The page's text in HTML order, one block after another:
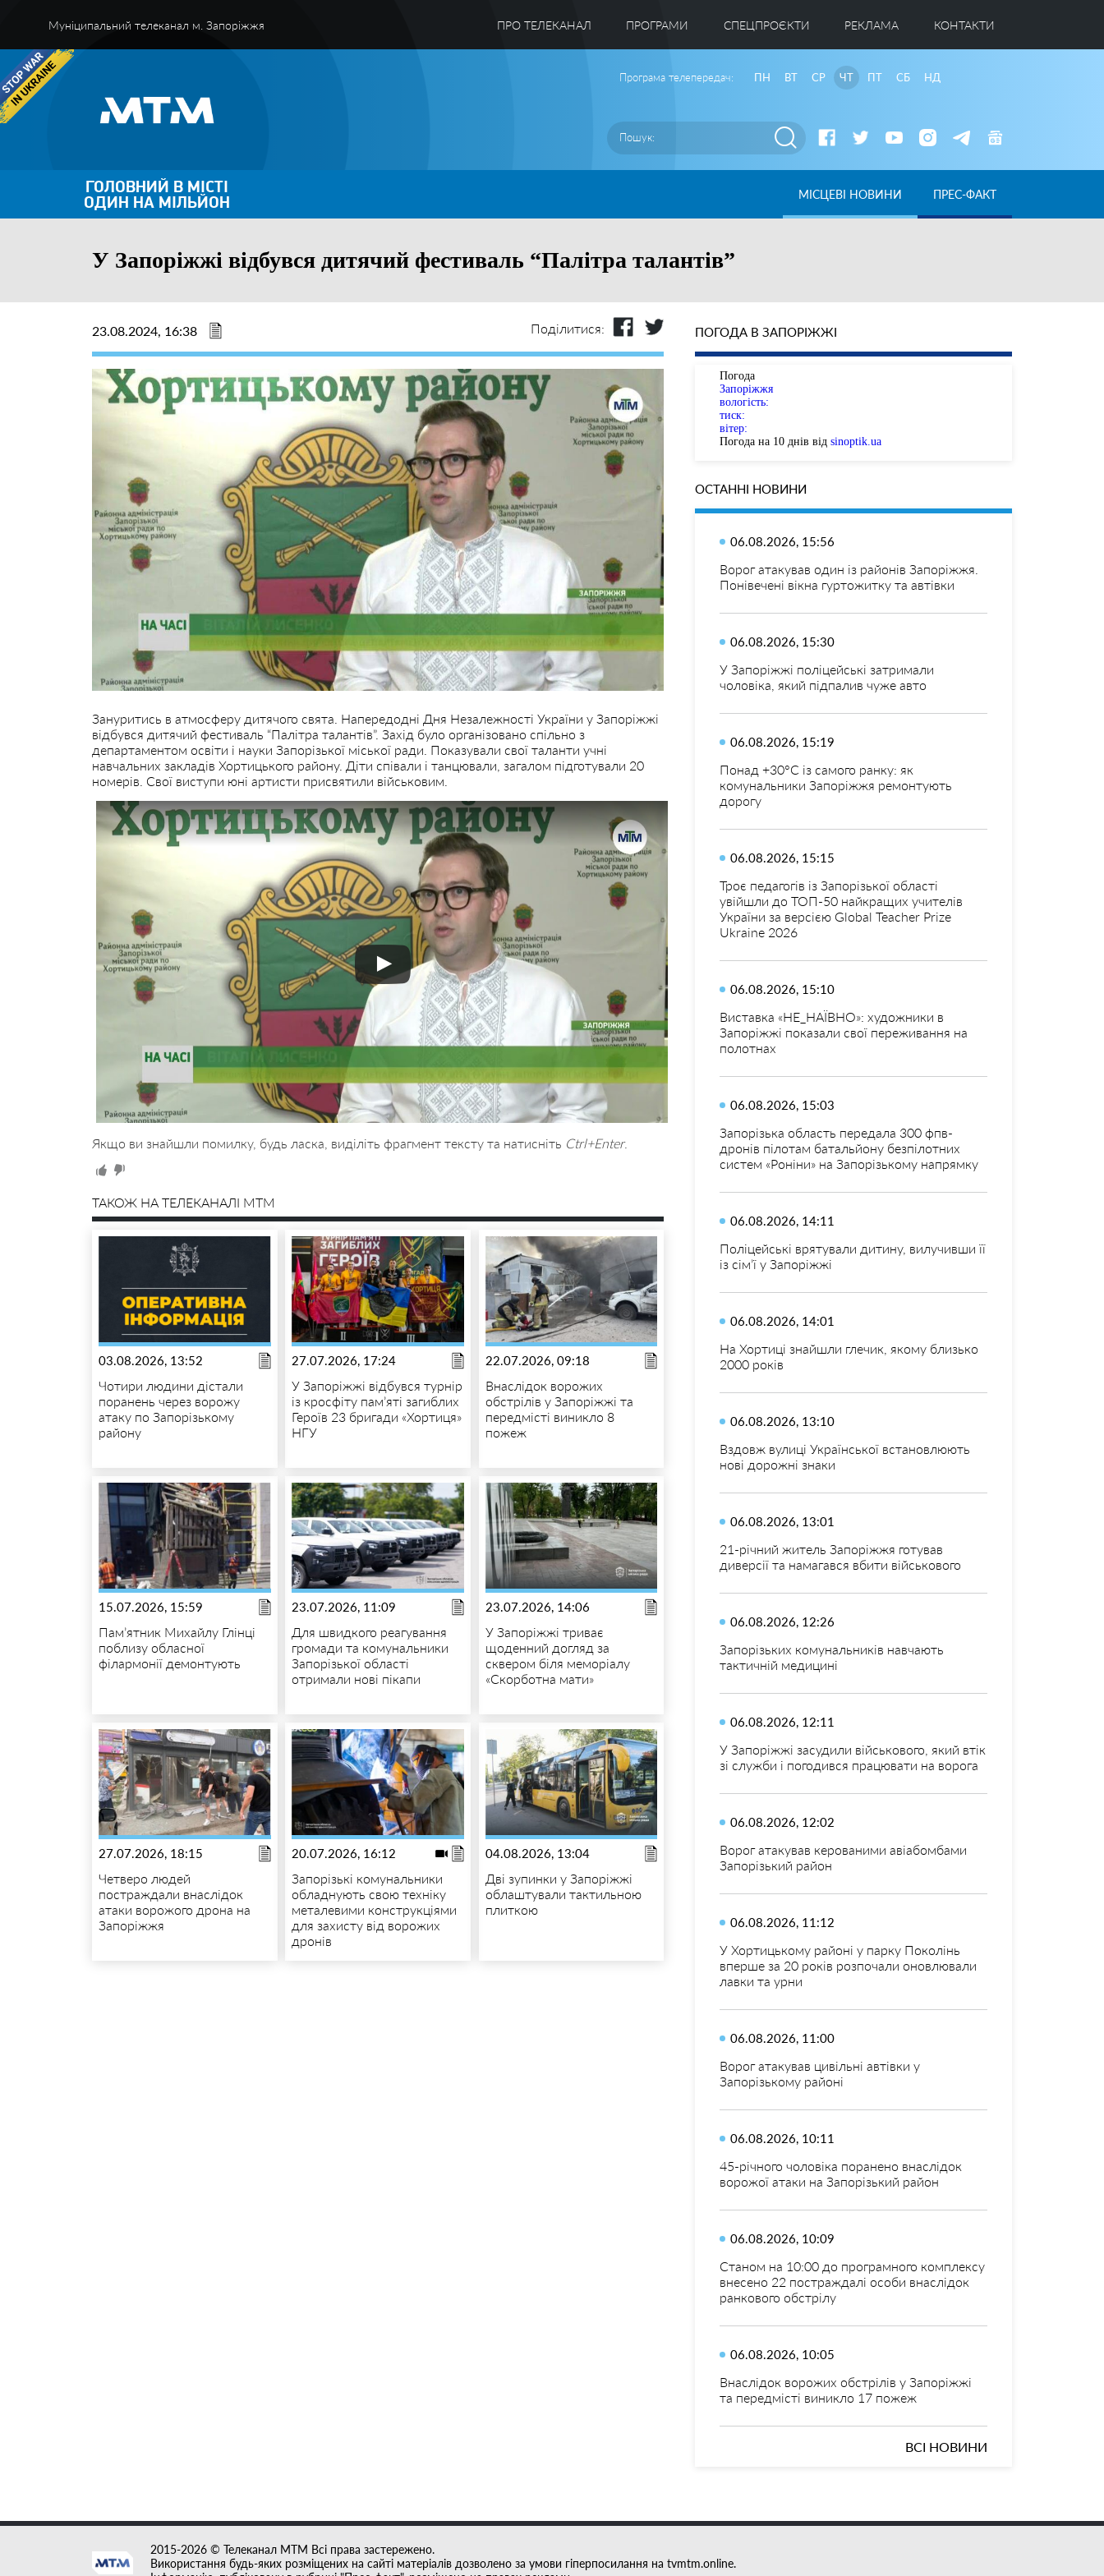
Муніципальний телеканал м. Запоріжжя ПРО ТЕЛЕКАНАЛ ПРОГРАМИ CПЕЦПРОЄКТИ РЕКЛАМА КОНТАКТИ
Програма телепередач: ПН ВТ СР ЧТ ПТ СБ НД
ГОЛОВНИЙ В МІСТІ
ОДИН НА МІЛЬЙОН МІСЦЕВІ НОВИНИ ПРЕС-ФАКТ
У Запоріжжі відбувся дитячий фестиваль “Палітра талантів”
23.08.2024, 16:38 Поділитися:
Зануритись в атмосферу дитячого свята. Напередодні Дня Незалежності України у Запоріжжі
відбувся дитячий фестиваль “Палітра талантів”. Захід було організовано спільно з
департаментом освіти і науки Запорізької міської ради. Показували свої таланти учні
навчальних закладів Хортицького району. Діти співали і танцювали, загалом підготували 20
номерів. Свої виступи юні артисти присвятили військовим.
Якщо ви знайшли помилку, будь ласка, виділіть фрагмент тексту та натисніть Ctrl+Enter.
ТАКОЖ НА ТЕЛЕКАНАЛІ MTM
03.08.2026, 13:52
Чотири людини дістали
поранень через ворожу
атаку по Запорізькому
району
27.07.2026, 17:24
У Запоріжжі відбувся турнір
із кросфіту пам’яті загиблих
Героїв 23 бригади «Хортиця»
НГУ
22.07.2026, 09:18
Внаслідок ворожих
обстрілів у Запоріжжі та
передмісті виникло 8
пожеж
15.07.2026, 15:59
Пам’ятник Михайлу Глінці
поблизу обласної
філармонії демонтують
23.07.2026, 11:09
Для швидкого реагування
громади та комунальники
Запорізької області
отримали нові пікапи
23.07.2026, 14:06
У Запоріжжі триває
щоденний догляд за
сквером біля меморіалу
«Скорботна мати»
27.07.2026, 18:15
Четверо людей
постраждали внаслідок
атаки ворожого дрона на
Запоріжжя
20.07.2026, 16:12
Запорізькі комунальники
обладнують свою техніку
металевими конструкціями
для захисту від ворожих
дронів
04.08.2026, 13:04
Дві зупинки у Запоріжжі
облаштували тактильною
плиткою
ПОГОДА В ЗАПОРІЖЖІ
Погода
Запоріжжя
вологість:
тиск:
вітер:
Погода на 10 днів від sinoptik.ua
ОСТАННІ НОВИНИ
06.08.2026, 15:56
Ворог атакував один із районів Запоріжжя.
Понівечені вікна гуртожитку та автівки
06.08.2026, 15:30
У Запоріжжі поліцейські затримали
чоловіка, який підпалив чуже авто
06.08.2026, 15:19
Понад +30°C із самого ранку: як
комунальники Запоріжжя ремонтують
дорогу
06.08.2026, 15:15
Троє педагогів із Запорізької області
увійшли до ТОП-50 найкращих учителів
України за версією Global Teacher Prize
Ukraine 2026
06.08.2026, 15:10
Виставка «НЕ_НАЇВНО»: художники в
Запоріжжі показали свої переживання на
полотнах
06.08.2026, 15:03
Запорізька область передала 300 фпв-
дронів пілотам батальйону безпілотних
систем «Роніни» на Запорізькому напрямку
06.08.2026, 14:11
Поліцейські врятували дитину, вилучивши її
із сім’ї у Запоріжжі
06.08.2026, 14:01
На Хортиці знайшли глечик, якому близько
2000 років
06.08.2026, 13:10
Вздовж вулиці Української встановлюють
нові дорожні знаки
06.08.2026, 13:01
21-річний житель Запоріжжя готував
диверсії та намагався вбити військового
06.08.2026, 12:26
Запорізьких комунальників навчають
тактичній медицині
06.08.2026, 12:11
У Запоріжжі засудили військового, який втік
зі служби і погодився працювати на ворога
06.08.2026, 12:02
Ворог атакував керованими авіабомбами
Запорізький район
06.08.2026, 11:12
У Хортицькому районі у парку Поколінь
вперше за 20 років розпочали оновлювали
лавки та урни
06.08.2026, 11:00
Ворог атакував цивільні автівки у
Запорізькому районі
06.08.2026, 10:11
45-річного чоловіка поранено внаслідок
ворожої атаки на Запорізький район
06.08.2026, 10:09
Станом на 10:00 до програмного комплексу
внесено 22 постраждалі особи внаслідок
ранкового обстрілу
06.08.2026, 10:05
Внаслідок ворожих обстрілів у Запоріжжі
та передмісті виникло 17 пожеж
ВСІ НОВИНИ
2015-2026 © Телеканал MTM Всі права застережено.
Використання будь-яких розміщених на сайті матеріалів дозволено за умови гіперпосилання на tvmtm.online.